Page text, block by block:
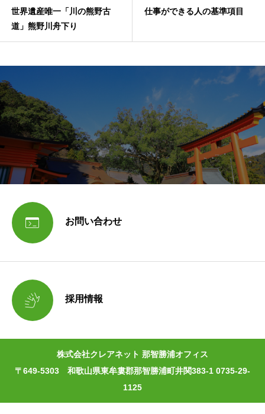
世界遺産唯一「川の熊野古
道」熊野川舟下り
仕事ができる人の基準項目
 お問い合わせ
 採用情報
株式会社クレアネット 那智勝浦オフィス
〒649-5303 和歌山県東牟婁郡那智勝浦町井関383-1 0735-29-
1125